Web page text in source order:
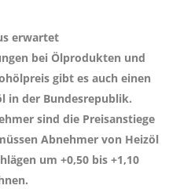
erwartet
bei Ölprodukten und
gibt es auch einen
in der Bundesrepublik.
sind die Preisanstiege
Abnehmer von Heizöl
um +0,50 bis +1,10